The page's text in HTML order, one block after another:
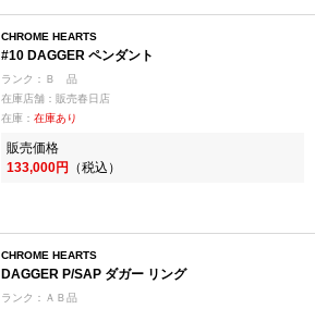
CHROME HEARTS
#10 DAGGER ペンダント
ランク：Ｂ 品
在庫店舗：販売春日店
在庫： 在庫あり
販売価格
133,000円 （税込）
CHROME HEARTS
DAGGER P/SAP ダガー リング
ランク：ＡＢ品